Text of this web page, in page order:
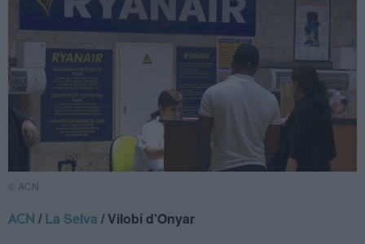
© ACN
ACN /La Selva / Vilobí d'Onyar